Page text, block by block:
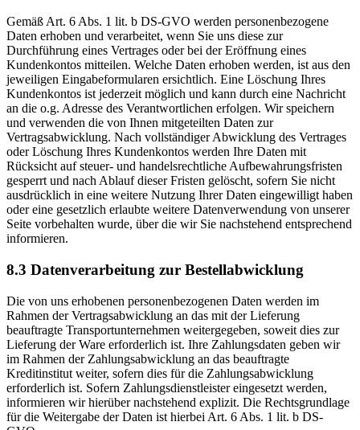
Gemäß Art. 6 Abs. 1 lit. b DS-GVO werden personenbezogene
Daten erhoben und verarbeitet, wenn Sie uns diese zur
Durchführung eines Vertrages oder bei der Eröffnung eines
Kundenkontos mitteilen. Welche Daten erhoben werden, ist aus den
jeweiligen Eingabeformularen ersichtlich. Eine Löschung Ihres
Kundenkontos ist jederzeit möglich und kann durch eine Nachricht
an die o.g. Adresse des Verantwortlichen erfolgen. Wir speichern
und verwenden die von Ihnen mitgeteilten Daten zur
Vertragsabwicklung. Nach vollständiger Abwicklung des Vertrages
oder Löschung Ihres Kundenkontos werden Ihre Daten mit
Rücksicht auf steuer- und handelsrechtliche Aufbewahrungsfristen
gesperrt und nach Ablauf dieser Fristen gelöscht, sofern Sie nicht
ausdrücklich in eine weitere Nutzung Ihrer Daten eingewilligt haben
oder eine gesetzlich erlaubte weitere Datenverwendung von unserer
Seite vorbehalten wurde, über die wir Sie nachstehend entsprechend
informieren.
8.3 Datenverarbeitung zur Bestellabwicklung
Die von uns erhobenen personenbezogenen Daten werden im
Rahmen der Vertragsabwicklung an das mit der Lieferung
beauftragte Transportunternehmen weitergegeben, soweit dies zur
Lieferung der Ware erforderlich ist. Ihre Zahlungsdaten geben wir
im Rahmen der Zahlungsabwicklung an das beauftragte
Kreditinstitut weiter, sofern dies für die Zahlungsabwicklung
erforderlich ist. Sofern Zahlungsdienstleister eingesetzt werden,
informieren wir hierüber nachstehend explizit. Die Rechtsgrundlage
für die Weitergabe der Daten ist hierbei Art. 6 Abs. 1 lit. b DS-